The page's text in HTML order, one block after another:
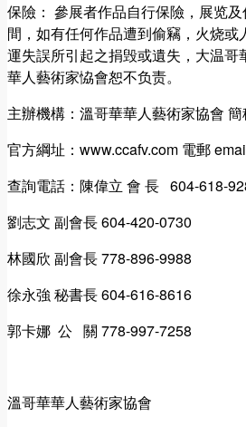
保險： 參展者作品自行保險，展览
間，如有任何作品遭到偷竊，火烧或
運失誤所引起之捐毁或遺失，大温哥
華人藝術家恊會恕不负责。
主辦機構：溫哥華華人藝術家協會
官方綱址：www.ccafv.com 電郵
查詢電話：陳偉立 會 長 604-618-
劉志文 副會長 604-420-0730
林國欣 副會長 778-896-9988
徐永強 秘書長 604-616-8616
郭卡娜 公 關 778-997-7258
溫哥華華人藝術家協會